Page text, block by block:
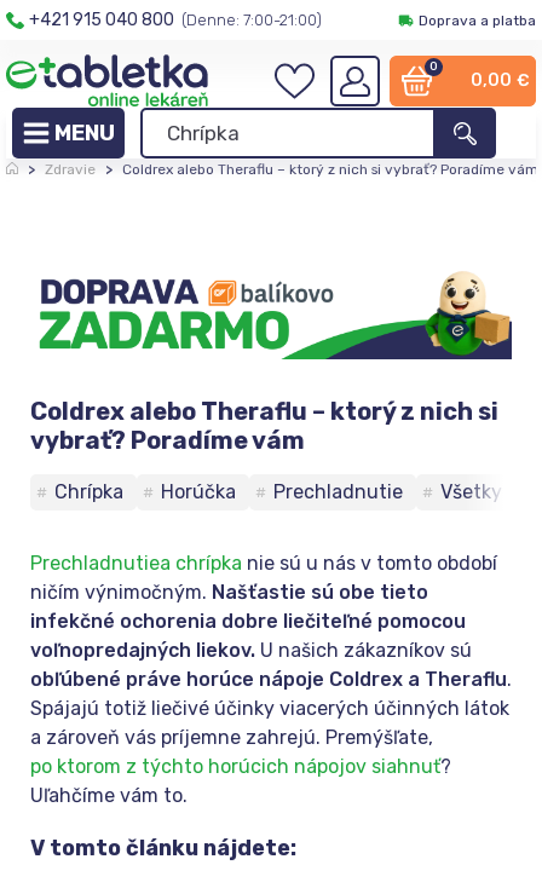
+421 915 040 800 (Denne: 7:00-21:00) Doprava a platba
0
0,00 €
> Zdravie > Coldrex alebo Theraflu – ktorý z nich si vybrať? Poradíme vám
Coldrex alebo Theraflu – ktorý z nich si
vybrať? Poradíme vám
Chrípka Horúčka Prechladnutie Všetky
Prechladnutiea chrípka nie sú u nás v tomto období
ničím výnimočným. Našťastie sú obe tieto
infekčné ochorenia dobre liečiteľné pomocou
voľnopredajných liekov. U našich zákazníkov sú
obľúbené práve horúce nápoje Coldrex a Theraflu.
Spájajú totiž liečivé účinky viacerých účinných látok
a zároveň vás príjemne zahrejú. Premýšľate,
po ktorom z týchto horúcich nápojov siahnuť?
Uľahčíme vám to.
V tomto článku nájdete: